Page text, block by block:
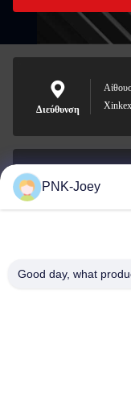
Διεύθυνση
Ηλεκτρονικό
PNK-Joey
Good day, what